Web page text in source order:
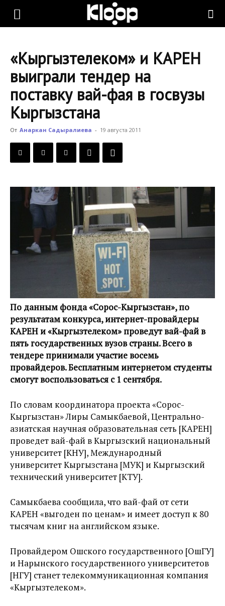
KLOOP.KG
Новости
Кыргызстана
«Кыргызтелеком» и КАРЕН
выиграли тендер на
поставку вай-фая в госвузы
Кыргызстана
От Анаркан Садыралиева - 19 августа 2011
По данным фонда «Сорос-Кыргызстан», по
результатам конкурса, интернет-провайдеры
КАРЕН и «Кыргызтелеком» проведут вай-фай в
пять государственных вузов страны. Всего в
тендере принимали участие восемь
провайдеров. Бесплатным интернетом студенты
смогут воспользоваться с 1 сентября.
По словам координатора проекта «Сорос-
Кыргызстан» Лиры Самыкбаевой, Центрально-
азиатская научная образовательная сеть [КАРЕН]
проведет вай-фай в Кыргызский национальный
университет [КНУ], Международный
университет Кыргызстана [МУК] и Кыргызский
технический университет [КТУ].
Самыкбаева сообщила, что вай-фай от сети
КАРЕН «выгоден по ценам» и имеет доступ к 80
тысячам книг на английском языке.
Провайдером Ошского государственного [ОшГУ]
и Нарынского государственного университетов
[НГУ] станет телекоммуникационная компания
«Кыргызтелеком».